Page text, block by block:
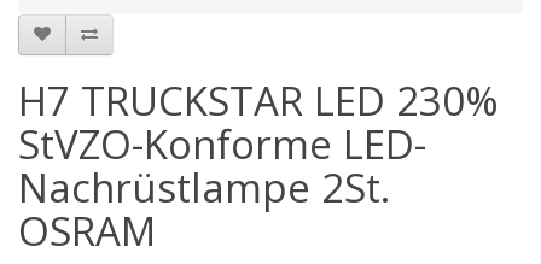
H7 TRUCKSTAR LED 230%
StVZO-Konforme LED-
Nachrüstlampe 2St.
OSRAM